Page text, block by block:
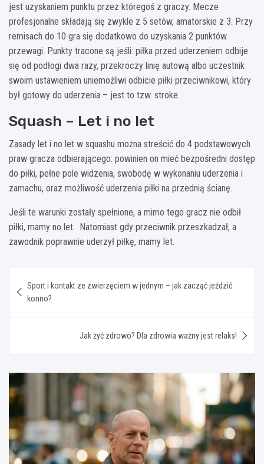
jest uzyskaniem punktu przez któregoś z graczy. Mecze
profesjonalne składają się zwykle z 5 setów, amatorskie z 3. Przy
remisach do 10 gra się dodatkowo do uzyskania 2 punktów
przewagi. Punkty tracone są jeśli: piłka przed uderzeniem odbije
się od podłogi dwa razy, przekroczy linię autową albo uczestnik
swoim ustawieniem uniemożliwi odbicie piłki przeciwnikowi, który
był gotowy do uderzenia – jest to tzw. stroke.
Squash – Let i no let
Zasady let i no let w squashu można streścić do 4 podstawowych
praw gracza odbierającego: powinien on mieć bezpośredni dostęp
do piłki, pełne pole widzenia, swobodę w wykonaniu uderzenia i
zamachu, oraz możliwość uderzenia piłki na przednią ścianę.
Jeśli te warunki zostały spełnione, a mimo tego gracz nie odbił
piłki, mamy no let. Natomiast gdy przeciwnik przeszkadzał, a
zawodnik poprawnie uderzył piłkę, mamy let.
wpisu
Sport i kontakt ze zwierzęciem w jednym – jak zacząć jeździć
konno?
Jak żyć zdrowo? Dla zdrowia ważny jest relaks!